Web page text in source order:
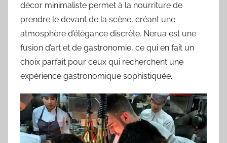
décor minimaliste permet à la nourriture de
prendre le devant de la scène, créant une
atmosphère d’élégance discrète. Nerua est une
fusion d’art et de gastronomie, ce qui en fait un
choix parfait pour ceux qui recherchent une
expérience gastronomique sophistiquée.